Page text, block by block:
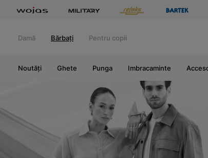
Damă Bărbați Pentru copii
Noutăți Ghete Punga Imbracaminte